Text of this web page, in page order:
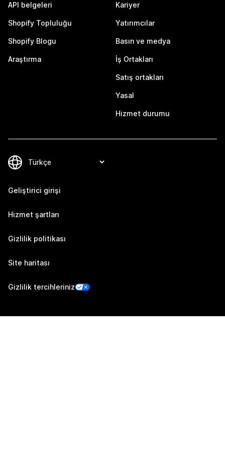
API belgeleri
Shopify Topluluğu
Shopify Blogu
Araştırma
Kariyer
Yatırımcılar
Basın ve medya
İş Ortakları
Satış ortakları
Yasal
Hizmet durumu
Geliştirici girişi
Hizmet şartları
Gizlilik politikası
Site haritası
Gizlilik tercihleriniz